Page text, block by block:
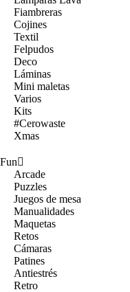
Fiambreras
Cojines
Textil
Felpudos
Deco
Láminas
Mini maletas
Varios
Kits
#Cerowaste
Xmas
Fun
Arcade
Puzzles
Juegos de mesa
Manualidades
Maquetas
Retos
Cámaras
Patines
Antiestrés
Retro